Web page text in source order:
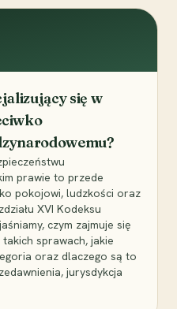
się w
prawie to przede
pokojowi, ludzkości oraz
XVI Kodeksu
czym zajmuje się
sprawach, jakie
oraz dlaczego są to
jurysdykcja